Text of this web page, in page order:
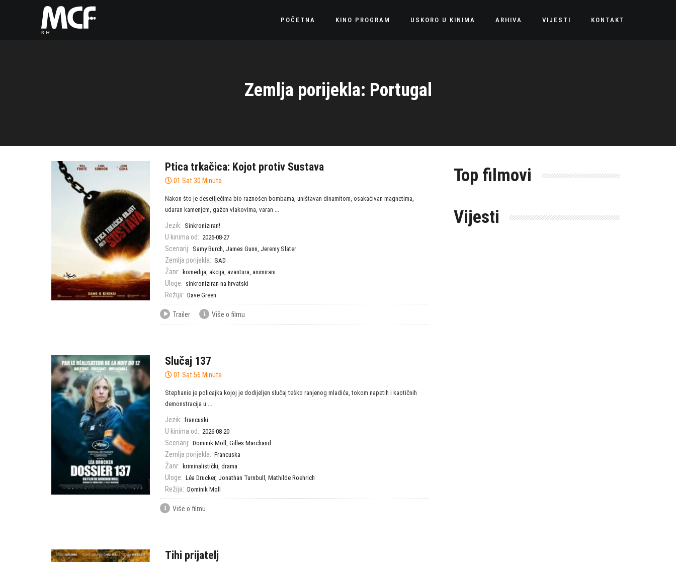
POČETNA KINO PROGRAM USKORO U KINIMA ARHIVA VIJESTI KONTAKT
Zemlja porijekla: Portugal
Ptica trkačica: Kojot protiv Sustava
01 Sat 30 Minuta
Nakon što je desetljećima bio raznošen bombama, uništavan dinamitom, osakaćivan magnetima,
udaran kamenjem, gažen vlakovima, varan ...
Jezik: Sinkroniziran!
U kinima od: 2026-08-27
Scenarij: Samy Burch, James Gunn, Jeremy Slater
Zemlja porijekla: SAD
Žanr: komedija, akcija, avantura, animirani
Uloge: sinkroniziran na hrvatski
Režija: Dave Green
Trailer Više o filmu
Slučaj 137
01 Sat 56 Minuta
Stephanie je policajka kojoj je dodijeljen slučaj teško ranjenog mladića, tokom napetih i kaotičnih
demonstracija u ...
Jezik: francuski
U kinima od: 2026-08-20
Scenarij: Dominik Moll , Gilles Marchand
Zemlja porijekla: Francuska
Žanr: kriminalistički, drama
Uloge: Léa Drucker, Jonathan Turnbull , Mathilde Roehrich
Režija: Dominik Moll
Više o filmu
Tihi prijatelj
Top filmovi
Vijesti